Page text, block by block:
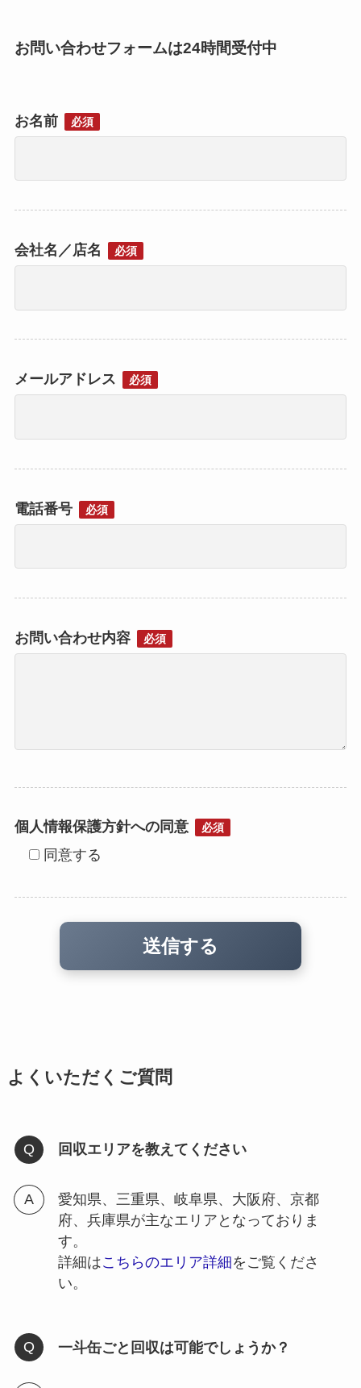
お問い合わせフォームは24時間受付中
お名前 必須
会社名／店名 必須
メールアドレス 必須
電話番号 必須
お問い合わせ内容 必須
個人情報保護方針への同意 必須
同意する
よくいただくご質問
回収エリアを教えてください
愛知県、三重県、岐阜県、大阪府、京都
府、兵庫県が主なエリアとなっておりま
す。
詳細はこちらのエリア詳細をご覧くださ
い。
一斗缶ごと回収は可能でしょうか？